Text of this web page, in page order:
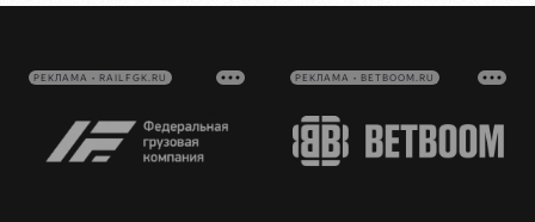
РЕКЛАМА • RAILFGK.RU РЕКЛАМА • BETBOOM.RU